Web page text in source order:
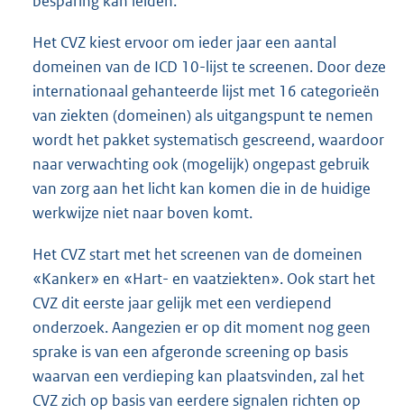
Het CVZ kiest ervoor om ieder jaar een aantal
domeinen van de ICD 10-lijst te screenen. Door deze
internationaal gehanteerde lijst met 16 categorieën
van ziekten (domeinen) als uitgangspunt te nemen
wordt het pakket systematisch gescreend, waardoor
naar verwachting ook (mogelijk) ongepast gebruik
van zorg aan het licht kan komen die in de huidige
werkwijze niet naar boven komt.
Het CVZ start met het screenen van de domeinen
«Kanker» en «Hart- en vaatziekten». Ook start het
CVZ dit eerste jaar gelijk met een verdiepend
onderzoek. Aangezien er op dit moment nog geen
sprake is van een afgeronde screening op basis
waarvan een verdieping kan plaatsvinden, zal het
CVZ zich op basis van eerdere signalen richten op